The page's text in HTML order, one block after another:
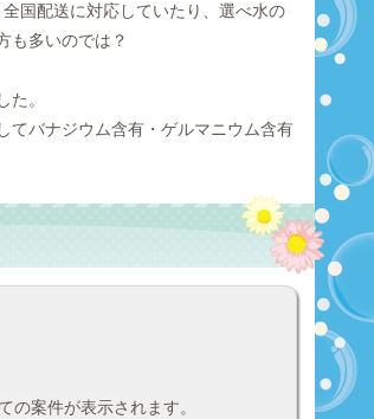
国配送に対応していたり、選べ水の
も多いのでは？
。
てバナジウム含有・ゲルマニウム含有
案件が表示されます。